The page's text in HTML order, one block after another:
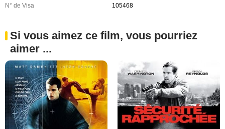
N° de Visa
105468
Si vous aimez ce film, vous pourriez
aimer ...